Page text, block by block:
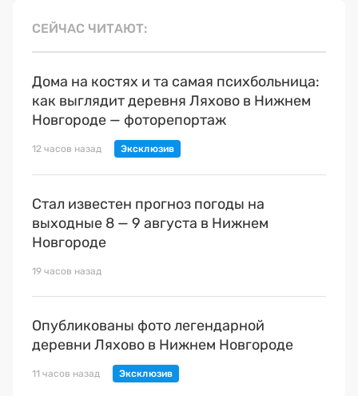
СЕЙЧАС ЧИТАЮТ
Дома на костях и та самая психбольница:
как выглядит деревня Ляхово в Нижнем
Новгороде — фоторепортаж
12 часов назад
Стал известен прогноз погоды на
выходные 8 — 9 августа в Нижнем
Новгороде
19 часов назад
Опубликованы фото легендарной
деревни Ляхово в Нижнем Новгороде
11 часов назад